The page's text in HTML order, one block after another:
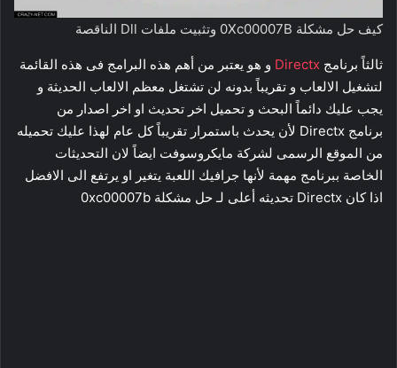
كيف حل مشكلة 0Xc00007B وتثبيت ملفات Dll الناقصة
ثالثاً برنامج Directx و هو يعتبر من أهم هذه البرامج فى هذه القائمة
لتشغيل الالعاب و تقريباً بدونه لن تشتغل معظم الالعاب الحديثة و
يجب عليك دائماً البحث و تحميل اخر تحديث او اخر اصدار من
برنامج Directx لأن يحدث باستمرار تقريباً كل عام لهذا عليك تحميله
من الموقع الرسمى لشركة مايكروسوفت ايضاً لان التحديثات
الخاصة ببرنامج مهمة لأنها جرافيك اللعبة يتغير او يرتفع الى الافضل
اذا كان Directx تحديثه أعلى لـ حل مشكلة 0xc00007b